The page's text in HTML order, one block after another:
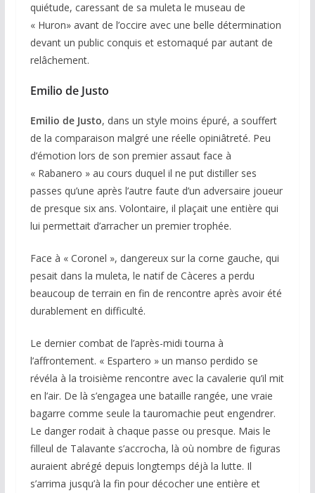
quiétude, caressant de sa muleta le museau de
« Huron» avant de l’occire avec une belle détermination
devant un public conquis et estomaqué par autant de
relâchement.
Emilio de Justo
Emilio de Justo, dans un style moins épuré, a souffert
de la comparaison malgré une réelle opiniâtreté. Peu
d’émotion lors de son premier assaut face à
« Rabanero » au cours duquel il ne put distiller ses
passes qu’une après l’autre faute d’un adversaire joueur
de presque six ans. Volontaire, il plaçait une entière qui
lui permettait d’arracher un premier trophée.
Face à « Coronel », dangereux sur la corne gauche, qui
pesait dans la muleta, le natif de Càceres a perdu
beaucoup de terrain en fin de rencontre après avoir été
durablement en difficulté.
Le dernier combat de l’après-midi tourna à
l’affrontement. « Espartero » un manso perdido se
révéla à la troisième rencontre avec la cavalerie qu’il mit
en l’air. De là s’engagea une bataille rangée, une vraie
bagarre comme seule la tauromachie peut engendrer.
Le danger rodait à chaque passe ou presque. Mais le
filleul de Talavante s’accrocha, là où nombre de figuras
auraient abrégé depuis longtemps déjà la lutte. Il
s’arrima jusqu’à la fin pour décocher une entière et